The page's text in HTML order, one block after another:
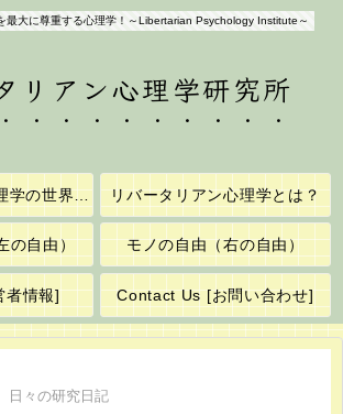
最大に尊重する心理学！～Libertarian Psychology Institute～
リアン心理学研究所
リバータリアン心理学の世界へようこそ！ リバータリアン心理学とは？
の自由） モノの自由（右の自由）
者情報] Contact Us [お問い合わせ]
日々の研究日記